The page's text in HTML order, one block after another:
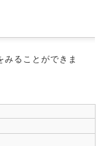
みることができま